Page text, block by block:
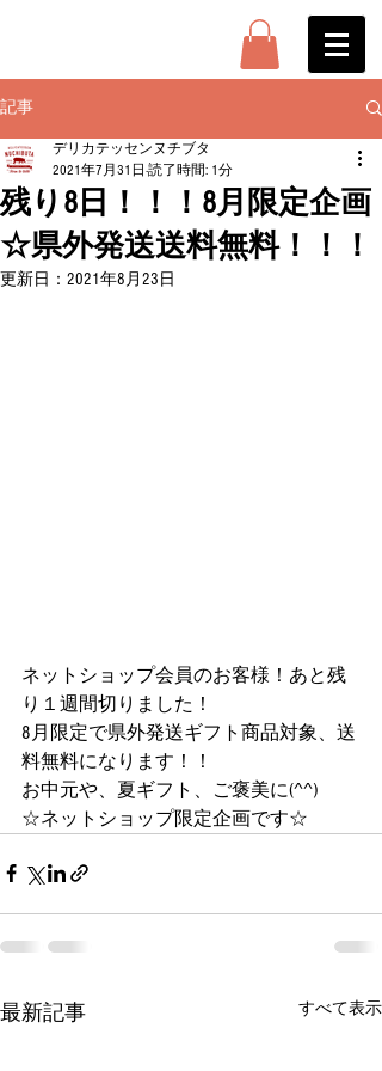
記事
残り8日！！！8月限定企画
☆県外発送送料無料！！！
デリカテッセンヌチブタ
2021年7月31日 読了時間: 1分
更新日： 2021年8月23日
ネットショップ会員のお客様！あと残
り１週間切りました！
8月限定で県外発送ギフト商品対象、送
料無料になります！！
お中元や、夏ギフト、ご褒美に(^^)
☆ネットショップ限定企画です☆
最新記事 すべて表示